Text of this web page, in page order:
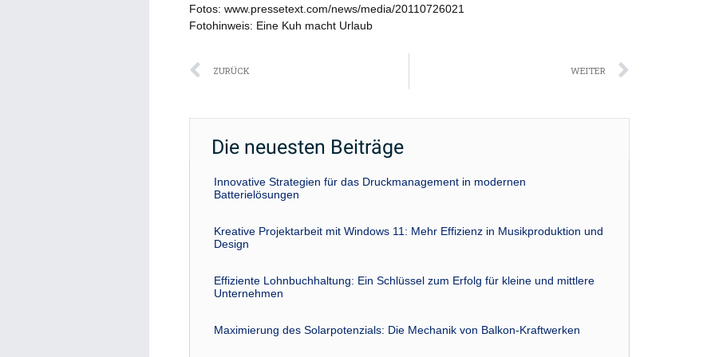
Fotos: www.pressetext.com/news/media/20110726021
Fotohinweis: Eine Kuh macht Urlaub
Zurück
ZURÜCK WEITER
Die neuesten Beiträge
Innovative Strategien für das Druckmanagement in modernen
Batterielösungen
Kreative Projektarbeit mit Windows 11: Mehr Effizienz in Musikproduktion und
Design
Effiziente Lohnbuchhaltung: Ein Schlüssel zum Erfolg für kleine und mittlere
Unternehmen
Maximierung des Solarpotenzials: Die Mechanik von Balkon-Kraftwerken